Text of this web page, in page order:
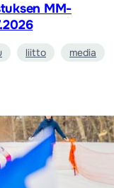
MM-
liitto
media